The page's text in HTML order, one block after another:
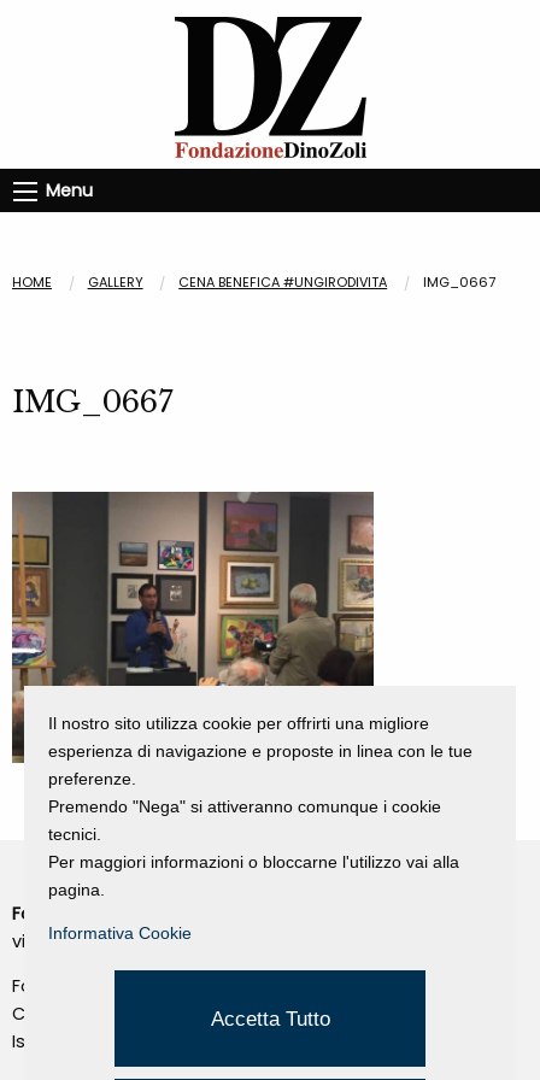
Menu
HOME GALLERY CENA BENEFICA #UNGIRODIVITA IMG_0667
IMG_0667
Fondazione Dino Zoli
viale Bologna 288, Forlì
Fondo dot. euro 285.000 i.v.
CF e P.IVA 03692820404
Isc.Reg Per.Giu. n. 10404
Il nostro sito utilizza cookie per offrirti una migliore
esperienza di navigazione e proposte in linea con le tue
preferenze.
Premendo "Nega" si attiveranno comunque i cookie
tecnici.
Per maggiori informazioni o bloccarne l'utilizzo vai alla
pagina.
Informativa Cookie
Accetta Tutto